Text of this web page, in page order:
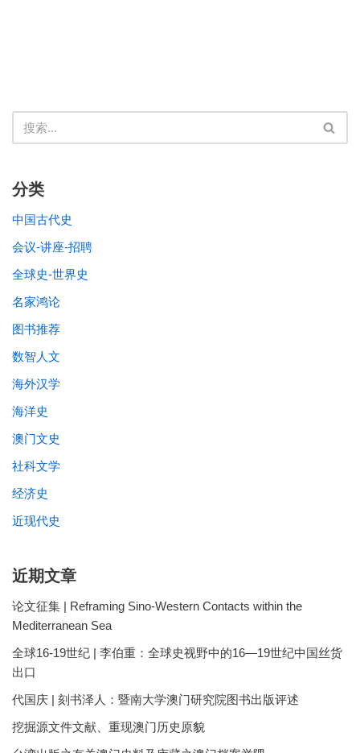
分类
中国古代史
会议-讲座-招聘
全球史-世界史
名家鸿论
图书推荐
数智人文
海外汉学
海洋史
澳门文史
社科文学
经济史
近现代史
近期文章
论文征集 | Reframing Sino-Western Contacts within the
Mediterranean Sea
全球16-19世纪 | 李伯重：全球史视野中的16—19世纪中国丝货
出口
代国庆 | 刻书泽人：暨南大学澳门研究院图书出版评述
挖掘源文件文献、重现澳门历史原貌